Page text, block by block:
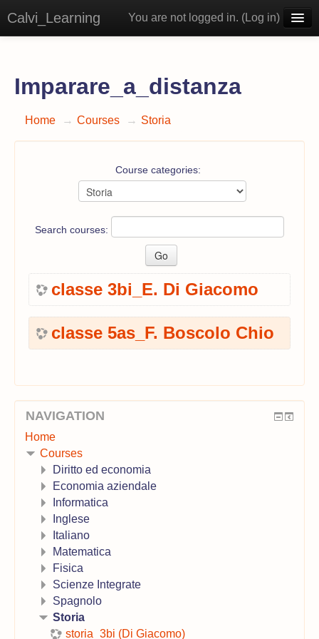
Calvi_Learning You are not logged in. (Log in)
Imparare_a_distanza
Home → Courses → Storia
Course categories:
Search courses:
classe 3bi_E. Di Giacomo
classe 5as_F. Boscolo Chio
NAVIGATION
Home
Courses
Diritto ed economia
Economia aziendale
Informatica
Inglese
Italiano
Matematica
Fisica
Scienze Integrate
Spagnolo
Storia
storia_3bi (Di Giacomo)